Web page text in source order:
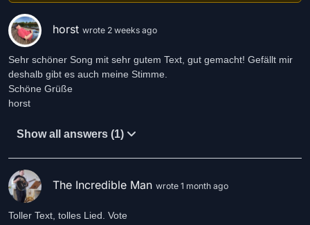
horst wrote 2 weeks ago
Sehr schöner Song mit sehr gutem Text, gut gemacht! Gefällt mir
deshalb gibt es auch meine Stimme.
Schöne Grüße
horst
Show all answers (1)
The Incredible Man wrote 1 month ago
Toller Text, tolles Lied. Vote